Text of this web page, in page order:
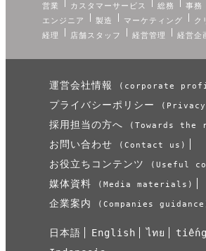
営業 カスタマーサービス 総務 事務
エンジニア
製造 マーケティング ク
経理
店舗スタッフ 経営管理 経営企
運営会社情報 (corporate
プライバシーポリシー
採用担当の方へ (Towards the
お問い合わせ (Contact us)
お役立ちコンテンツ (Useful
媒体資料 (Media materials)
企業案内 (Companies
日本語 English ไทย